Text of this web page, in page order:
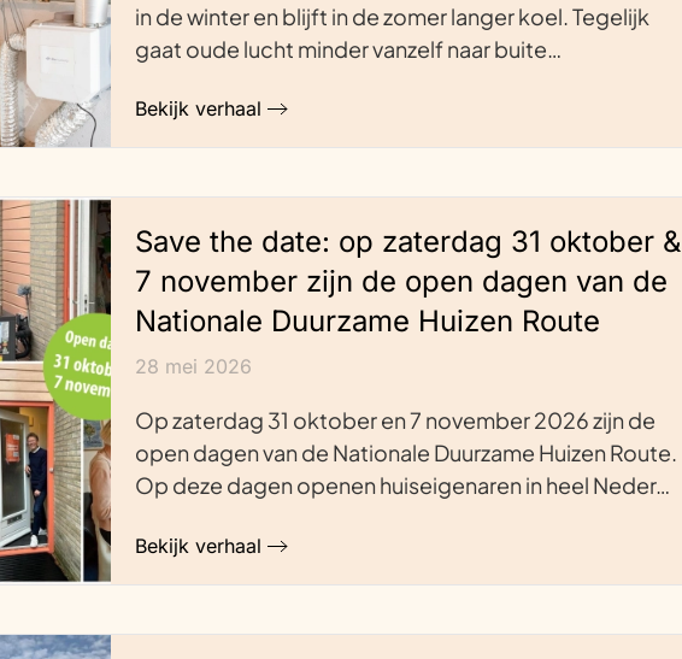
in de winter en blijft in de zomer langer koel. Tegelijk
gaat oude lucht minder vanzelf naar buite…
Bekijk verhaal
Save the date: op zaterdag 31 oktober &
7 november zijn de open dagen van de
Nationale Duurzame Huizen Route
28 mei 2026
Op zaterdag 31 oktober en 7 november 2026 zijn de
open dagen van de Nationale Duurzame Huizen Route.
Op deze dagen openen huiseigenaren in heel Neder…
Bekijk verhaal